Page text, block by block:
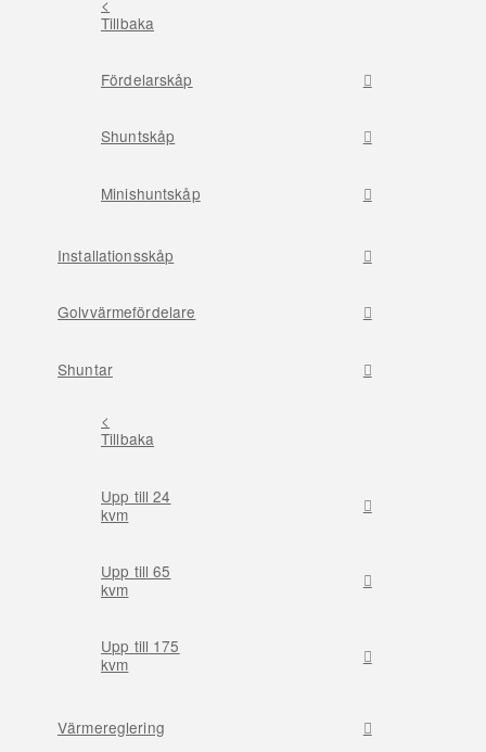
Tillbaka
Fördelarskåp
Shuntskåp
Minishuntskåp
Installationsskåp
Golvvärmefördelare
Shuntar
<
Tillbaka
Upp till 24
kvm
Upp till 65
kvm
Upp till 175
kvm
Värmereglering